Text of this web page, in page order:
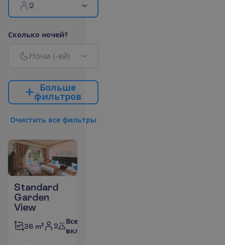
2
Сколько ночей?
Ночи (-ей)
Больше
фильтров
Очистить все фильтры
Standard
Garden
View
36 m² 2
Все
включено